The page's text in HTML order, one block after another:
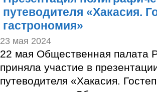
путеводителя «Хакасия.
гастрономия»
23 мая 2024
22 мая Общественная палата
приняла участие в
путеводителя «Хакасия.